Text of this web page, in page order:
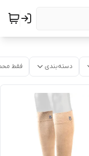
دسته‌بندی فقط